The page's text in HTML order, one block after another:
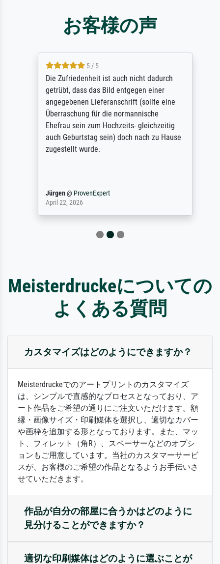
お客様の声
5 / 5
Die Zufriedenheit ist auch nicht dadurch
getrübt, dass das Bild entgegen einer
angegebenen Lieferanschrift (sollte eine
Überraschung für die normannische
Ehefrau sein zum Hochzeits- gleichzeitig
auch Geburtstag sein) doch nach zu Hause
zugestellt wurde.
Jürgen@ProvenExpert
April 22, 2026
Meisterdruckeについての
よくある質問
カスタマイズはどのようにできますか？
Meisterdruckeでのアートプリントのカスタマイズ
は、シンプルで直感的なプロセスとなっており、ア
ート作品をご希望の通りにご注文いただけます。額
縁・画像サイズ・印刷媒体を選択し、適切なカバー
や画枠を追加する形となっております。また、マッ
ト、フィレット（角R）、スペーサーなどのオプシ
ョンもご用意しています。当社のカスタマーサービ
スが、お客様のご希望の作品となるようお手伝いさ
せていただきます。
作品が自分の部屋に合うかはどのように
見分けることができますか？
適切な印刷媒体はどのように選ぶことが